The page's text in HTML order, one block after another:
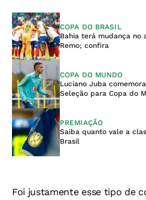
COPA DO BRASIL
Bahia terá mudança no
Remo; confira
COPA DO MUNDO
Luciano Juba
Seleção para Copa do
PREMIAÇÃO
Saiba quanto vale a
Brasil
Foi justamente esse tipo de